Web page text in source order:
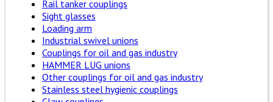
Rail tanker couplings
Sight glasses
Loading arm
Industrial swivel unions
Couplings for oil and gas industry
HAMMER LUG unions
Other couplings for oil and gas industry
Stainless steel hygienic couplings